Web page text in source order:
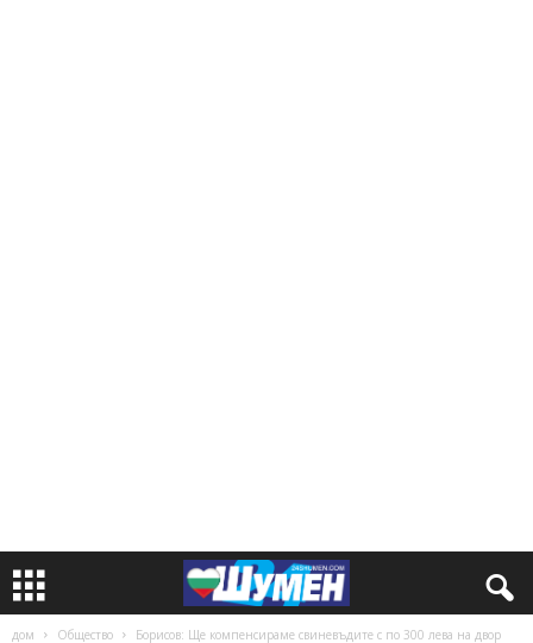
дом Общество Борисов: Ще компенсираме свиневъдите с по 300 лева на двор